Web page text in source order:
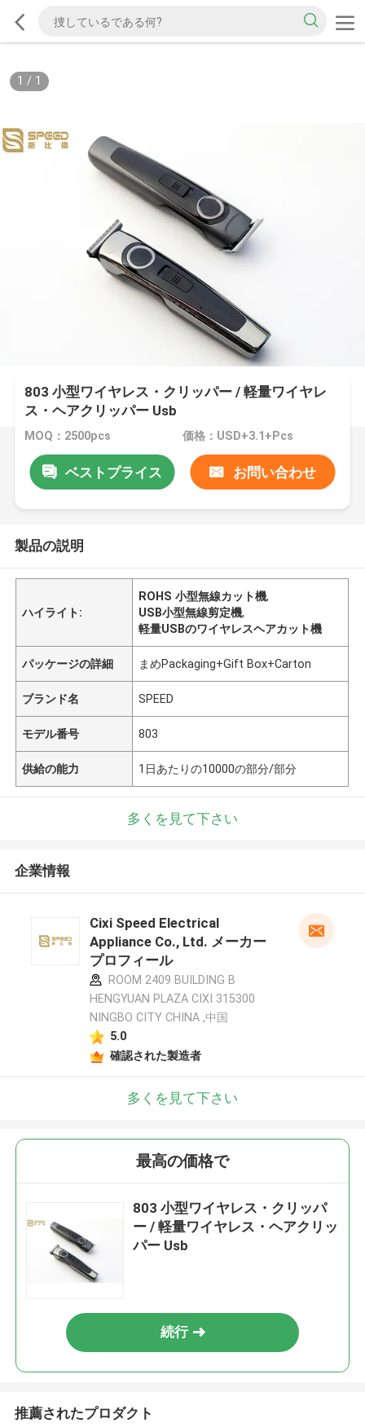
1 / 1
803 小型ワイヤレス・クリッパー / 軽量ワイヤレ
ス・ヘアクリッパー Usb
MOQ：2500pcs 価格：USD+3.1+Pcs
ベストプライス お問い合わせ
製品の説明
ハイライト:
ROHS 小型無線カット機,
USB小型無線剪定機,
軽量USBのワイヤレスヘアカット機
パッケージの詳細 まめPackaging+Gift Box+Carton
ブランド名 SPEED
モデル番号 803
供給の能力 1日あたりの10000の部分/部分
多くを見て下さい
企業情報
Cixi Speed Electrical
Appliance Co., Ltd. メーカー
プロフィール
ROOM 2409 BUILDING B
HENGYUAN PLAZA CIXI 315300
NINGBO CITY CHINA ,中国
5.0
確認された製造者
多くを見て下さい
最高の価格で
803 小型ワイヤレス・クリッパ
ー / 軽量ワイヤレス・ヘアクリッ
パー Usb
続行
推薦されたプロダクト